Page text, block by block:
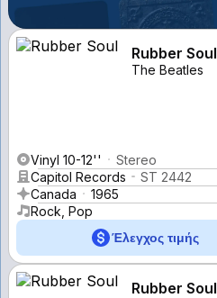
Rubber Soul
The Beatles
Vinyl 10-12''
Stereo
Capitol Records
ST 2442
Canada
1965
Rock, Pop
Έλεγχος τιμής
Rubber Soul